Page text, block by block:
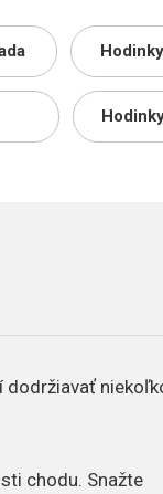
dodržiavať
chodu. Snažte